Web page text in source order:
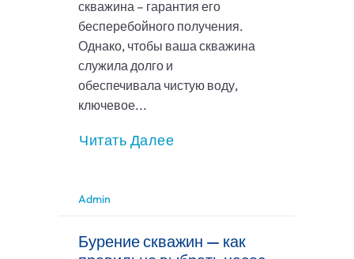
скважина – гарантия его
бесперебойного получения.
Однако, чтобы ваша скважина
служила долго и
обеспечивала чистую воду,
ключевое...
Читать Далее
Admin
Бурение скважин — как